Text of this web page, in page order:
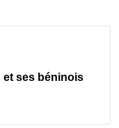
et ses béninois